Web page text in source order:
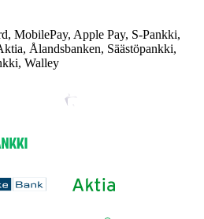
MobilePay, Apple Pay, S-Pankki,
Ålandsbanken, Säästöpankki,
Walley